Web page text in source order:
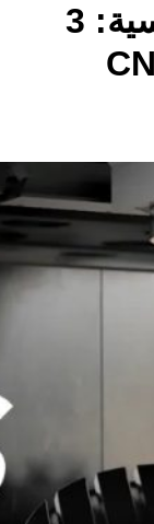
الهندسة المعقدة الرئيسية: 3